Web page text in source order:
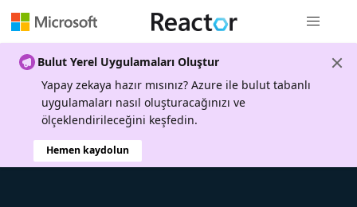
Bulut Yerel Uygulamaları Oluştur
Yapay zekaya hazır mısınız? Azure ile bulut tabanlı
uygulamaları nasıl oluşturacağınızı ve
ölçeklendirileceğini keşfedin.
Hemen kaydolun